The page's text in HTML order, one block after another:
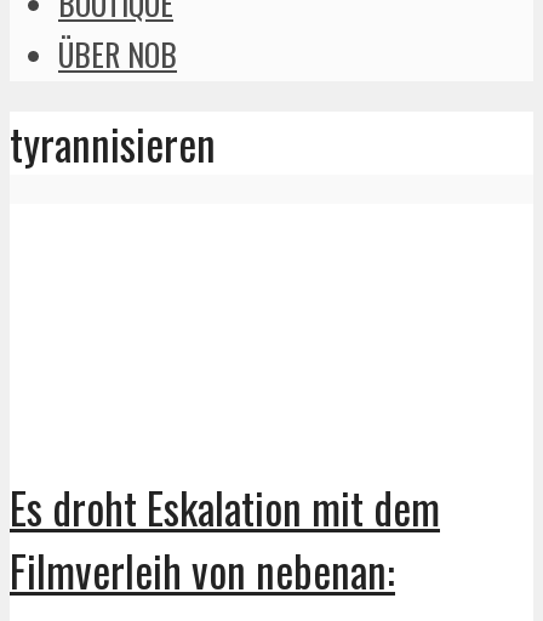
ÜBER NOB
tyrannisieren
Es droht Eskalation mit dem
Filmverleih von nebenan: